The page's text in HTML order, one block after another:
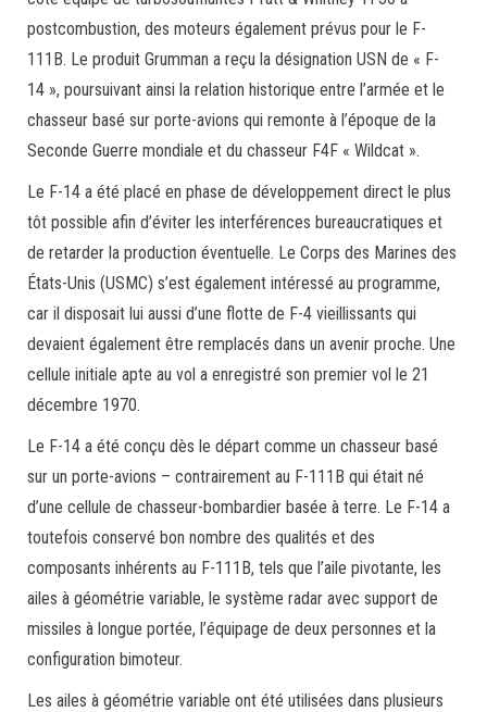
postcombustion, des moteurs également prévus pour le F-
111B. Le produit Grumman a reçu la désignation USN de « F-
14 », poursuivant ainsi la relation historique entre l’armée et le
chasseur basé sur porte-avions qui remonte à l’époque de la
Seconde Guerre mondiale et du chasseur F4F « Wildcat ».
Le F-14 a été placé en phase de développement direct le plus
tôt possible afin d’éviter les interférences bureaucratiques et
de retarder la production éventuelle. Le Corps des Marines des
États-Unis (USMC) s’est également intéressé au programme,
car il disposait lui aussi d’une flotte de F-4 vieillissants qui
devaient également être remplacés dans un avenir proche. Une
cellule initiale apte au vol a enregistré son premier vol le 21
décembre 1970.
Le F-14 a été conçu dès le départ comme un chasseur basé
sur un porte-avions – contrairement au F-111B qui était né
d’une cellule de chasseur-bombardier basée à terre. Le F-14 a
toutefois conservé bon nombre des qualités et des
composants inhérents au F-111B, tels que l’aile pivotante, les
ailes à géométrie variable, le système radar avec support de
missiles à longue portée, l’équipage de deux personnes et la
configuration bimoteur.
Les ailes à géométrie variable ont été utilisées dans plusieurs